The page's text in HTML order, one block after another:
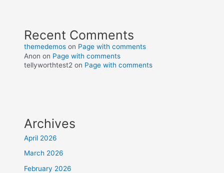
Recent Comments
themedemos on Page with comments
Anon on Page with comments
tellyworthtest2 on Page with comments
Archives
April 2026
March 2026
February 2026